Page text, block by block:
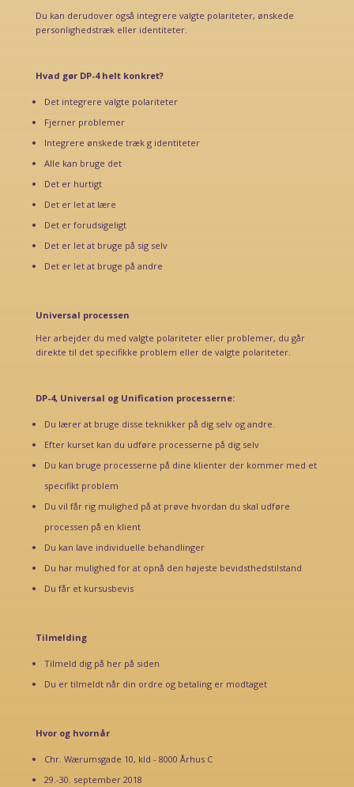
Du kan derudover også integrere valgte polariteter, ønskede
personlighedstræk eller identiteter.
Hvad gør DP-4 helt konkret?
Det integrere valgte polariteter
Fjerner problemer
Integrere ønskede træk g identiteter
Alle kan bruge det
Det er hurtigt
Det er let at lære
Det er forudsigeligt
Det er let at bruge på sig selv
Det er let at bruge på andre
Universal processen
Her arbejder du med valgte polariteter eller problemer, du går
direkte til det specifikke problem eller de valgte polariteter.
DP-4, Universal og Unification processerne:
Du lærer at bruge disse teknikker på dig selv og andre.
Efter kurset kan du udføre processerne på dig selv
Du kan bruge processerne på dine klienter der kommer med et
specifikt problem
Du vil får rig mulighed på at prøve hvordan du skal udføre
processen på en klient
Du kan lave individuelle behandlinger
Du har mulighed for at opnå den højeste bevidsthedstilstand
Du får et kursusbevis
Tilmelding
Tilmeld dig på her på siden
Du er tilmeldt når din ordre og betaling er modtaget
Hvor og hvornår
Chr. Wærumsgade 10, kld - 8000 Århus C
29.-30. september 2018